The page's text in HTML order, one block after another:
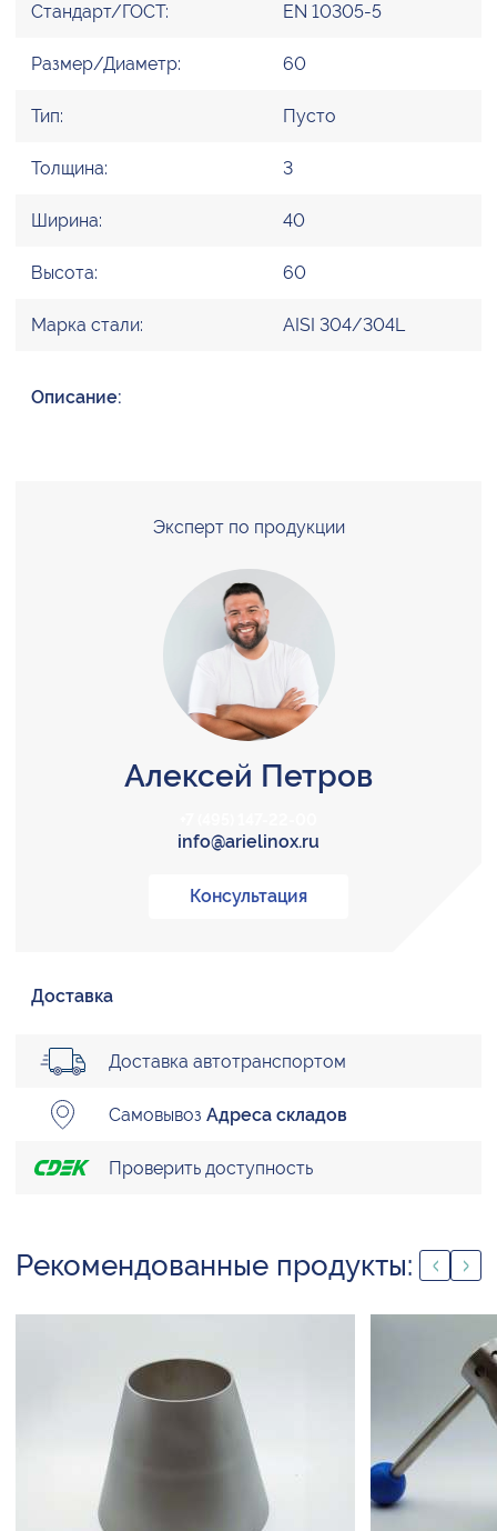
Стандарт/ГОСТ: EN 10305-5
Размер/Диаметр: 60
Тип: Пусто
Толщина: 3
Ширина: 40
Высота: 60
Марка стали: AISI 304/304L
Описание:
Эксперт по продукции
Алексей Петров
info@arielinox.ru
Консультация
Доставка
Доставка автотранспортом
Самовывоз Адреса складов
Проверить доступность
Рекомендованные продукты: